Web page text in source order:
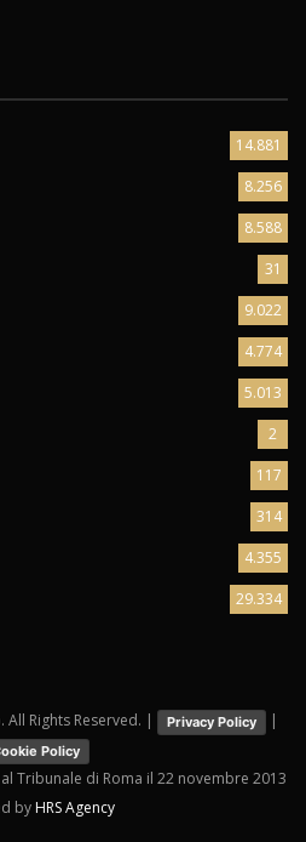
14.881
8.256
8.588
31
9.022
4.774
5.013
2
117
314
4.355
29.334
. All Rights Reserved. | Privacy Policy |
Policy
Tribunale di Roma il 22 novembre 2013
by HRS Agency